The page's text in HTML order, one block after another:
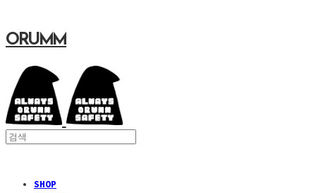
ORUMM
SHOP